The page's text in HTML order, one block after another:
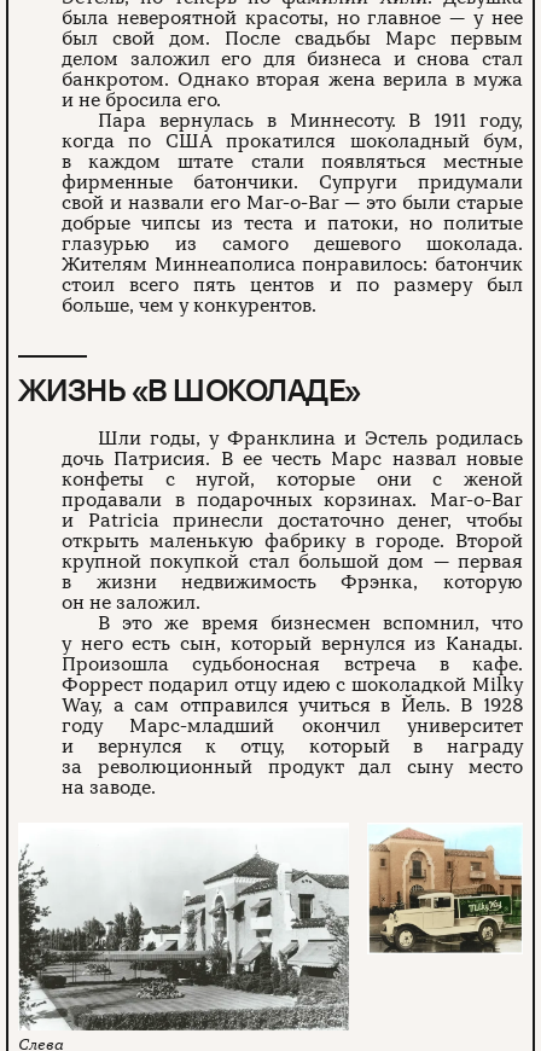
была невероятной красоты, но главное — у нее
был свой дом. После свадьбы Марс первым
делом заложил его для бизнеса и снова стал
банкротом. Однако вторая жена верила в мужа
и не бросила его.
Пара вернулась в Миннесоту. В 1911 году,
когда по США прокатился шоколадный бум,
в каждом штате стали появляться местные
фирменные батончики. Супруги придумали
свой и назвали его Mar-o-Bar — это были старые
добрые чипсы из теста и патоки, но политые
глазурью из самого дешевого шоколада.
Жителям Миннеаполиса понравилось: батончик
стоил всего пять центов и по размеру был
больше, чем у конкурентов.
ЖИЗНЬ «В ШОКОЛАДЕ»
Шли годы, у Франклина и Эстель родилась
дочь Патрисия. В ее честь Марс назвал новые
конфеты с нугой, которые они с женой
продавали в подарочных корзинах. Mar-o-Bar
и Patricia принесли достаточно денег, чтобы
открыть маленькую фабрику в городе. Второй
крупной покупкой стал большой дом — первая
в жизни недвижимость Фрэнка, которую
он не заложил.
В это же время бизнесмен вспомнил, что
у него есть сын, который вернулся из Канады.
Произошла судьбоносная встреча в кафе.
Форрест подарил отцу идею с шоколадкой Milky
Way, а сам отправился учиться в Йель. В 1928
году Марс-младший окончил университет
и вернулся к отцу, который в награду
за революционный продукт дал сыну место
на заводе.